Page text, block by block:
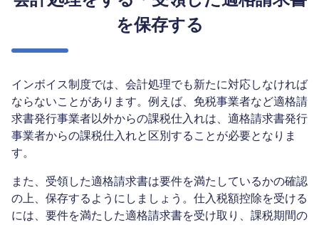
を保存する
インボイス制度では、会計処理でも新たに対応しなければ
ならないことがあります。例えば、免税事業者など適格請
求書発行事業者以外からの課税仕入れは、適格請求書発行
事業者からの課税仕入れと区別することが必要となりま
す。
また、受領した適格請求書は要件を満たしているかの確認
の上、保存するようにしましょう。仕入税額控除を受ける
には、要件を満たした適格請求書を受け取り、課税期間の